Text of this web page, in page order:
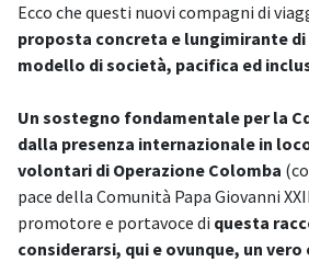
Ecco che questi nuovi compagni di
proposta concreta e lungimirante
modello di società, pacifica ed
Un sostegno fondamentale per la
dalla presenza internazionale in
volontari di Operazione Colomba
pace della Comunità Papa Giovanni
promotore e portavoce di questa
considerarsi, qui e ovunque, un vero